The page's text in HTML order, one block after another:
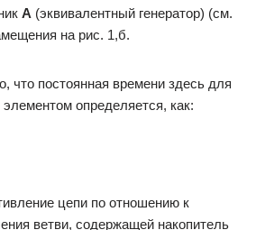
А (эквивалентный генератор) (см.
на рис. 1,б.
что постоянная времени здесь для
определяется, как:
цепи по отношению к
ветви, содержащей накопитель